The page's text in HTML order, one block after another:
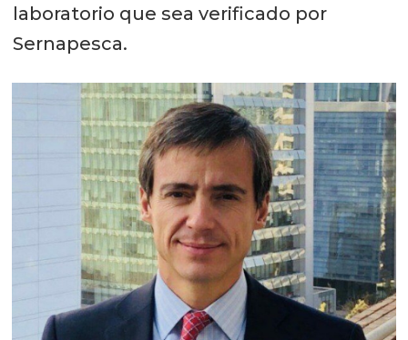
laboratorio que sea verificado por
Sernapesca.